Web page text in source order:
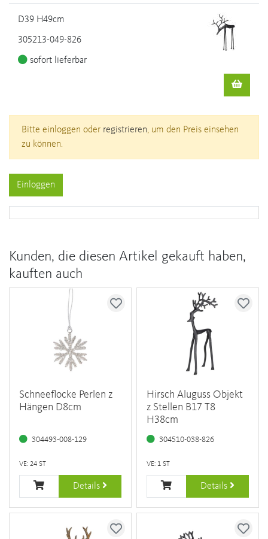
D39 H49cm
305213-049-826
sofort lieferbar
Bitte einloggen oder registrieren, um den Preis einsehen
zu können.
Einloggen
Kunden, die diesen Artikel gekauft haben,
kauften auch
Schneeflocke Perlen z
Hängen D8cm
304493-008-129
VE: 24 ST
Details
Hirsch Aluguss Objekt
z Stellen B17 T8
H38cm
304510-038-826
VE: 1 ST
Details